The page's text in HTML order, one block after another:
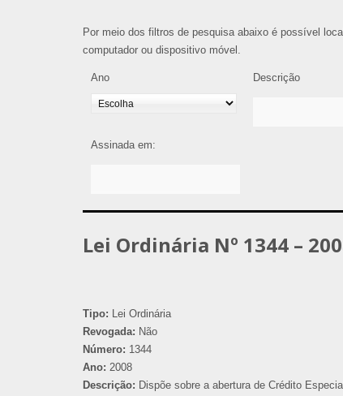
Por meio dos filtros de pesquisa abaixo é possível
computador ou dispositivo móvel.
Ano Descrição
Assinada em:
Lei Ordinária Nº 1344 –
Tipo: Lei Ordinária
Revogada: Não
Número: 1344
Ano: 2008
Descrição: Dispõe sobre a abertura de Crédito